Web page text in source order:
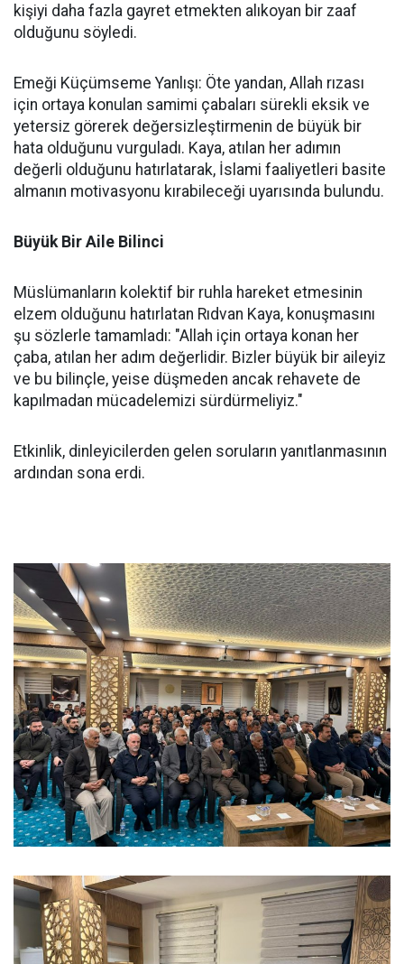
kişiyi daha fazla gayret etmekten alıkoyan bir zaaf
olduğunu söyledi.
Emeği Küçümseme Yanlışı: Öte yandan, Allah rızası
için ortaya konulan samimi çabaları sürekli eksik ve
yetersiz görerek değersizleştirmenin de büyük bir
hata olduğunu vurguladı. Kaya, atılan her adımın
değerli olduğunu hatırlatarak, İslami faaliyetleri basite
almanın motivasyonu kırabileceği uyarısında bulundu.
Büyük Bir Aile Bilinci
Müslümanların kolektif bir ruhla hareket etmesinin
elzem olduğunu hatırlatan Rıdvan Kaya, konuşmasını
şu sözlerle tamamladı: "Allah için ortaya konan her
çaba, atılan her adım değerlidir. Bizler büyük bir aileyiz
ve bu bilinçle, yeise düşmeden ancak rehavete de
kapılmadan mücadelemizi sürdürmeliyiz."
Etkinlik, dinleyicilerden gelen soruların yanıtlanmasının
ardından sona erdi.